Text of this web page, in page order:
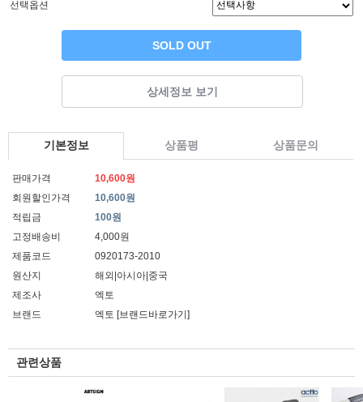
선택옵션
SOLD OUT
상세정보 보기
기본정보 상품평 상품문의
판매가격
10,600원
회원할인가격
10,600원
적립금
100원
고정배송비
4,000원
제품코드
0920173-2010
원산지
해외|아시아|중국
제조사
엑토
브랜드
엑토 [브랜드바로가기]
관련상품